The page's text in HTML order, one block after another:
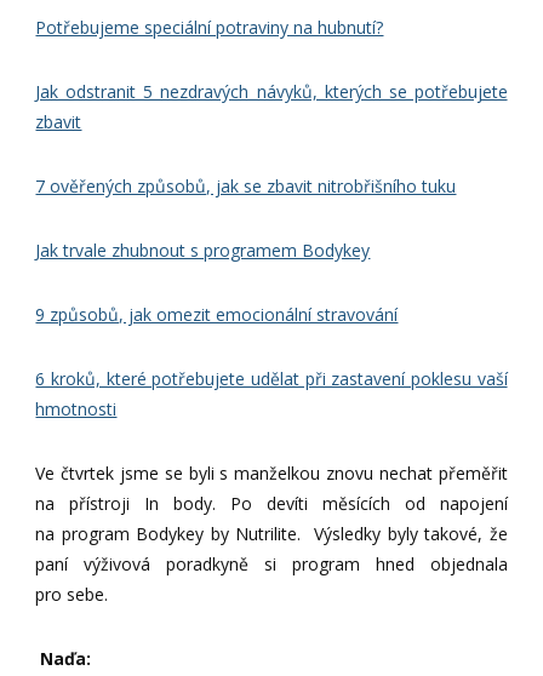
Potřebujeme speciální potraviny na hubnutí?
Jak odstranit 5 nezdravých návyků, kterých se potřebujete
zbavit
7 ověřených způsobů, jak se zbavit nitrobřišního tuku
Jak trvale zhubnout s programem Bodykey
9 způsobů, jak omezit emocionální stravování
6 kroků, které potřebujete udělat při zastavení poklesu vaší
hmotnosti
Ve čtvrtek jsme se byli s manželkou znovu nechat přeměřit
na přístroji In body. Po devíti měsících od napojení
na program Bodykey by Nutrilite. Výsledky byly takové, že
paní výživová poradkyně si program hned objednala
pro sebe.
Naďa: